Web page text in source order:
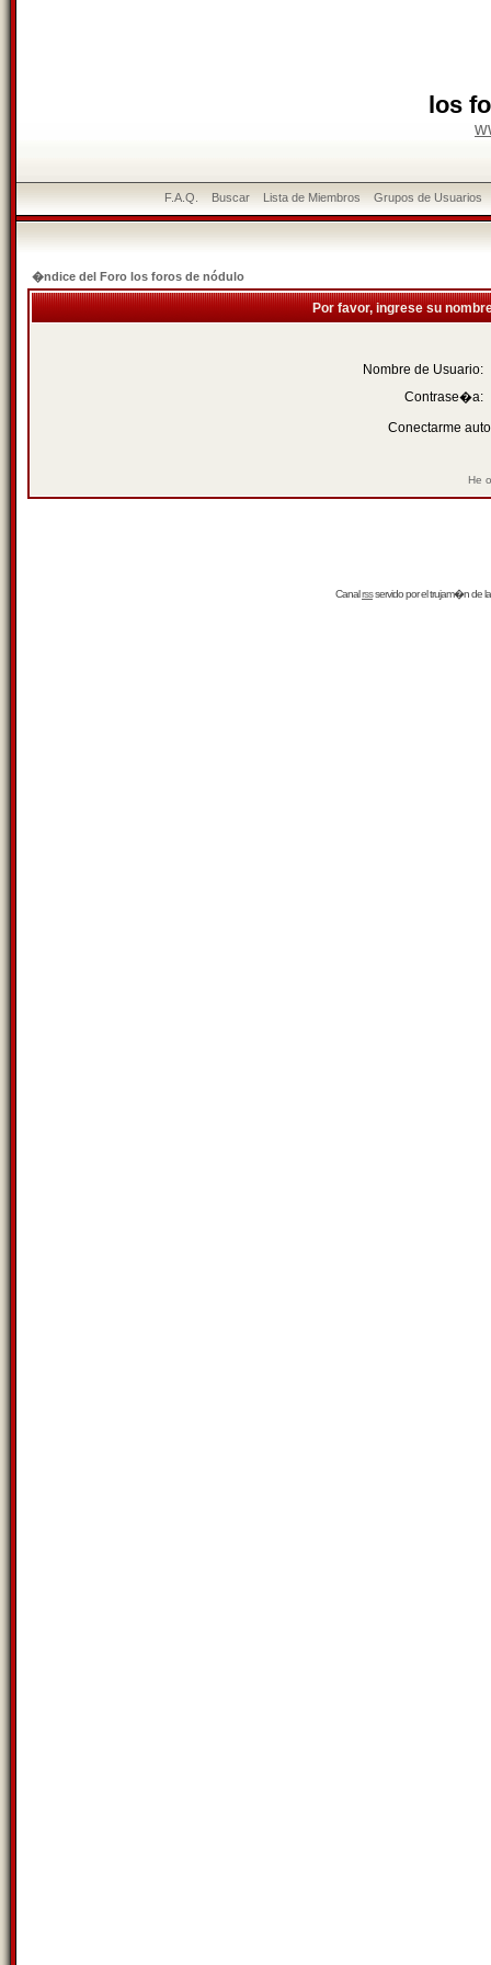
los
F.A.Q. Buscar Lista de Miembros Grupos de Usuarios
�ndice del Foro los foros de nódulo
Por favor, ingrese su
Nombre de Usuario:
Contrase�a:
Conectarme
He
Canalrssservido por eltrujam�nde